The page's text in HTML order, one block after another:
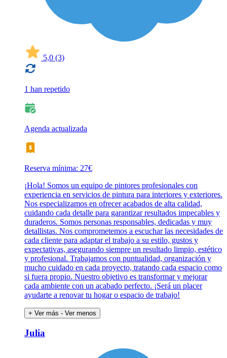
5,0 (3)
1 han repetido
Agenda actualizada
Reserva mínima: 27€
¡Hola! Somos un equipo de pintores profesionales con
experiencia en servicios de pintura para interiores y exteriores.
Nos especializamos en ofrecer acabados de alta calidad,
cuidando cada detalle para garantizar resultados impecables y
duraderos. Somos personas responsables, dedicadas y muy
detallistas. Nos comprometemos a escuchar las necesidades de
cada cliente para adaptar el trabajo a su estilo, gustos y
expectativas, asegurando siempre un resultado limpio, estético
y profesional. Trabajamos con puntualidad, organización y
mucho cuidado en cada proyecto, tratando cada espacio como
si fuera propio. Nuestro objetivo es transformar y mejorar
cada ambiente con un acabado perfecto. ¡Será un placer
ayudarte a renovar tu hogar o espacio de trabajo!
+ Ver más - Ver menos
Julia